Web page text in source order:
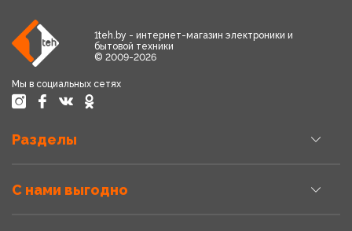
1teh.by - интернет-магазин электроники и
бытовой техники
© 2009-2026
Мы в социальных сетях
Разделы
С нами выгодно